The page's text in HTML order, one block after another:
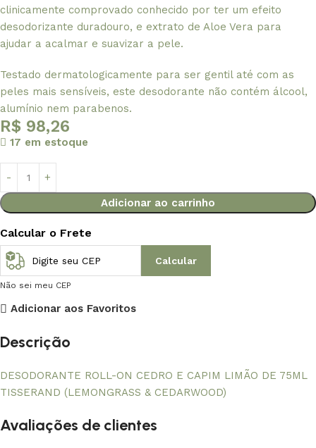
clinicamente comprovado conhecido por ter um efeito
desodorizante duradouro, e extrato de Aloe Vera para
ajudar a acalmar e suavizar a pele.
Testado dermatologicamente para ser gentil até com as
peles mais sensíveis, este desodorante não contém álcool,
alumínio nem parabenos.
R$ 98,26
17 em estoque
Adicionar ao carrinho
Calcular o Frete
Calcular
Não sei meu CEP
Adicionar aos Favoritos
Descrição
DESODORANTE ROLL-ON CEDRO E CAPIM LIMÃO DE 75ML
TISSERAND (LEMONGRASS & CEDARWOOD)
Avaliações de clientes